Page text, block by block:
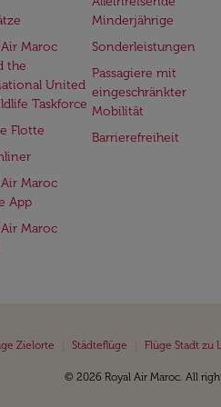
Maroc
the
United
Taskforce
Flotte
Maroc
App
Maroc
Minderjährige
Sonderleistungen
Passagiere mit
eingeschränkter
Mobilität
Barrierefreiheit
Zielorte Städteflüge Flüge Stadt zu
© 2026 Royal Air Maroc. All